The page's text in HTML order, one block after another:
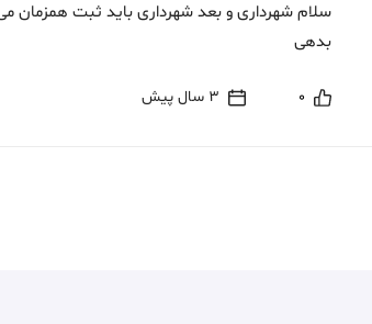
سلام شهرداری و بعد شهرداری باید ثبت همزمان
بدهی
0 3 سال پیش